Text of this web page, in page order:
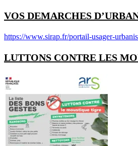
VOS DEMARCHES
https://www.sirap.fr/portail-usager-
LUTTONS CONTRE LES